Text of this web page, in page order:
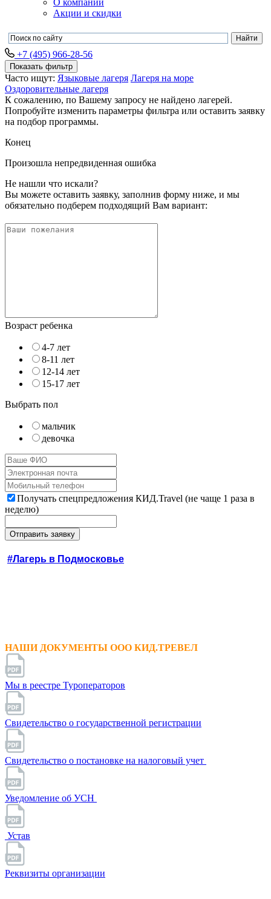
О компании
Акции и скидки
+7 (495) 966-28-56
Показать фильтр
Часто ищут: Языковые лагеря Лагеря на море
Оздоровительные лагеря
К сожалению, по Вашему запросу не найдено лагерей.
Попробуйте изменить параметры фильтра или оставить заявку
на подбор программы.
Конец
Произошла непредвиденная ошибка
Не нашли что искали?
Вы можете оставить заявку, заполнив форму ниже, и мы
обязательно подберем подходящий Вам вариант:
Возраст ребенка
4-7 лет
8-11 лет
12-14 лет
15-17 лет
Выбрать пол
мальчик
девочка
Получать спецпредложения КИД.Travel (не чаще 1 раза в
неделю)
#Лагерь в Подмосковье
НАШИ ДОКУМЕНТЫ ООО КИД.ТРЕВЕЛ
Мы в реестре Туроператоров
Свидетельство о государственной регистрации
Свидетельство о постановке на налоговый учет
Уведомление об УСН
Устав
Реквизиты организации